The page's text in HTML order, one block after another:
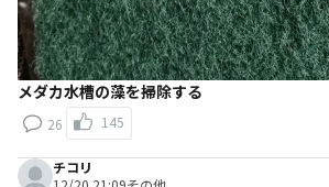
メダカ水槽の藻を掃除する
26 145
チコリ